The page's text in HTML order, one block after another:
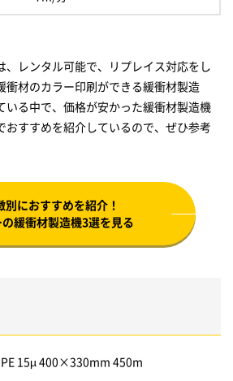
、レンタル可能で、リプレイス対応をし
衝材のカラー印刷ができる緩衝材製造
いる中で、価格が安かった緩衝材製造機
おすすめを紹介しているので、ぜひ参考
別におすすめを紹介！
緩衝材製造機3選を見る
15µ 400×330mm 450m